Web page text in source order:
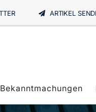
ARTIKEL
Bekanntmachungen